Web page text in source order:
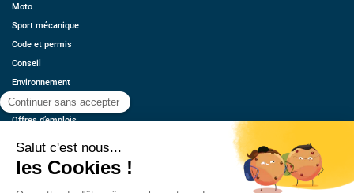
Moto
Sport mécanique
Code et permis
Conseil
Environnement
Économie
Offres d’emplois
Contact